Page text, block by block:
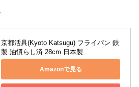
京都活具(Kyoto Katsugu) フライパン 鉄
製 油慣らし済 28cm 日本製
Amazonで見る